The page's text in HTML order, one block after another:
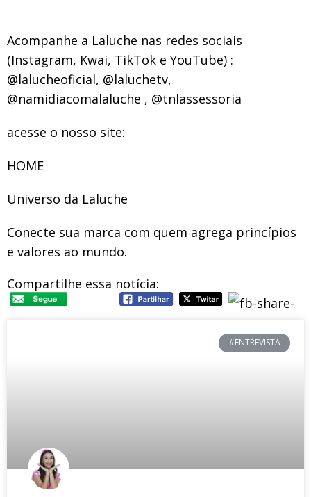
Acompanhe a Laluche nas redes sociais
(Instagram, Kwai, TikTok e YouTube) :
@lalucheoficial, @laluchetv,
@namidiacomalaluche , @tnlassessoria
acesse o nosso site:
HOME
Universo da Laluche
Conecte sua marca com quem agrega princípios
e valores ao mundo.
Compartilhe essa notícia:
#ENTREVISTA